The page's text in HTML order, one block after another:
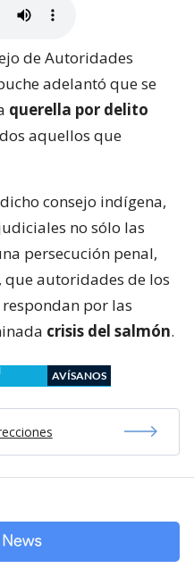
de Autoridades
adelantó que se
querella por delito
aquellos que
consejo indígena,
no sólo las
persecución penal,
que autoridades de los
por las
crisis del salmón.
AVÍSANOS